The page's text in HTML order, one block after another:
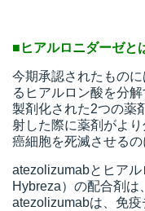
■ヒアルロニダーゼと
今期承認されたもの
るヒアルロン酸を分
製剤化された2つの薬
射した際に薬剤がよ
癌細胞を死滅させるの
atezolizumabとヒア
Hybreza）の配合剤は
atezolizumabは、免